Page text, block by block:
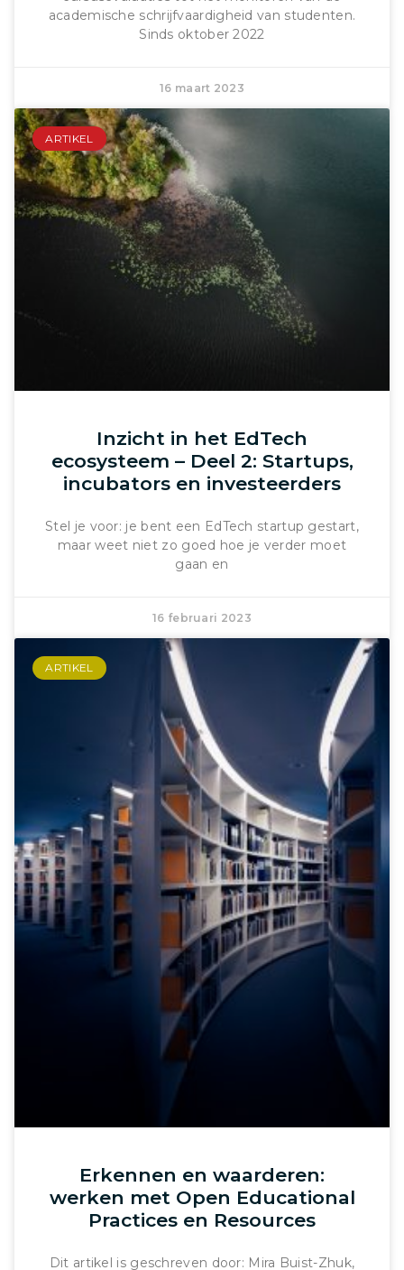
academische schrijfvaardigheid van studenten.
Sinds oktober 2022
16 maart 2023
ARTIKEL
Inzicht in het EdTech
ecosysteem – Deel 2: Startups,
incubators en investeerders
Stel je voor: je bent een EdTech startup gestart,
maar weet niet zo goed hoe je verder moet
gaan en
16 februari 2023
ARTIKEL
Erkennen en waarderen:
werken met Open Educational
Practices en Resources
Dit artikel is geschreven door: Mira Buist-Zhuk,